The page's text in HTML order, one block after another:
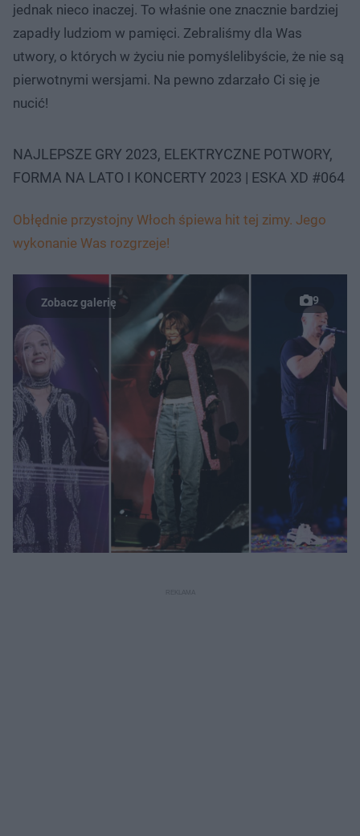
jednak nieco inaczej. To właśnie one znacznie bardziej
zapadły ludziom w pamięci. Zebraliśmy dla Was
utwory, o których w życiu nie pomyślelibyście, że nie są
pierwotnymi wersjami. Na pewno zdarzało Ci się je
nucić!
NAJLEPSZE GRY 2023, ELEKTRYCZNE POTWORY,
FORMA NA LATO I KONCERTY 2023 | ESKA XD #064
Obłędnie przystojny Włoch śpiewa hit tej zimy. Jego
wykonanie Was rozgrzeje!
9